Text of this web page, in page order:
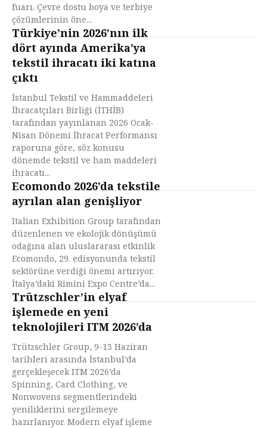
fuarı. Çevre dostu boya ve terbiye
çözümlerinin öne...
Türkiye’nin 2026’nın ilk
dört ayında Amerika’ya
tekstil ihracatı iki katına
çıktı
İstanbul Tekstil ve Hammaddeleri
İhracatçıları Birliği (İTHİB)
tarafından yayınlanan 2026 Ocak-
Nisan Dönemi İhracat Performansı
raporuna göre, söz konusu
dönemde tekstil ve ham maddeleri
ihracatı...
Ecomondo 2026’da tekstile
ayrılan alan genişliyor
Italian Exhibition Group tarafından
düzenlenen ve ekolojik dönüşümü
odağına alan uluslararası etkinlik
Ecomondo, 29. edisyonunda tekstil
sektörüne verdiği önemi artırıyor.
İtalya’daki Rimini Expo Centre’da...
Trützschler’in elyaf
işlemede en yeni
teknolojileri ITM 2026’da
Trützschler Group, 9-13 Haziran
tarihleri arasında İstanbul’da
gerçekleşecek ITM 2026’da
Spinning, Card Clothing, ve
Nonwovens segmentlerindeki
yeniliklerini sergilemeye
hazırlanıyor. Modern elyaf işleme